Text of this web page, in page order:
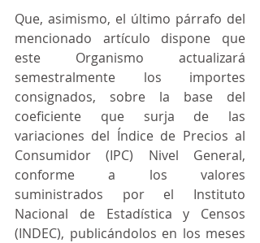
Que, asimismo, el último párrafo del
mencionado artículo dispone que
este Organismo actualizará
semestralmente los importes
consignados, sobre la base del
coeficiente que surja de las
variaciones del Índice de Precios al
Consumidor (IPC) Nivel General,
conforme a los valores
suministrados por el Instituto
Nacional de Estadística y Censos
(INDEC), publicándolos en los meses